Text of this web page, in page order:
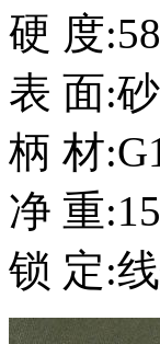
硬 度
表 面:
柄 材
净 重
锁 定: